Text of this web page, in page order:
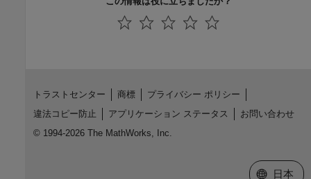
トラストセンター 商標
プライバシー ポリシー
違法コピー防止
アプリケーション ステータス
お問い合わせ
© 1994-2026 The MathWorks, Inc.
Web サイ
日本